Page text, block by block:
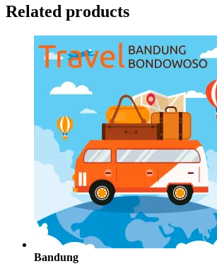
Related products
Bandung